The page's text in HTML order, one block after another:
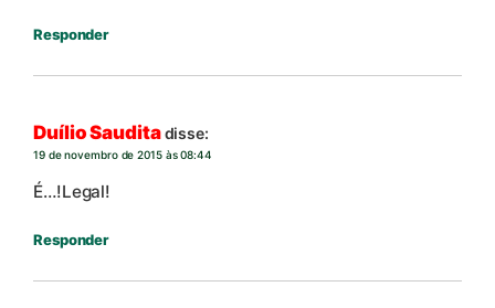
Responder
Duílio Sauditadisse:
19 de novembro de 2015 às 08:44
É…!Legal!
Responder